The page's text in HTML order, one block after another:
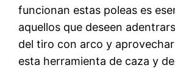
funcionan estas poleas es
aquellos que deseen
del tiro con arco y
esta herramienta de caza y